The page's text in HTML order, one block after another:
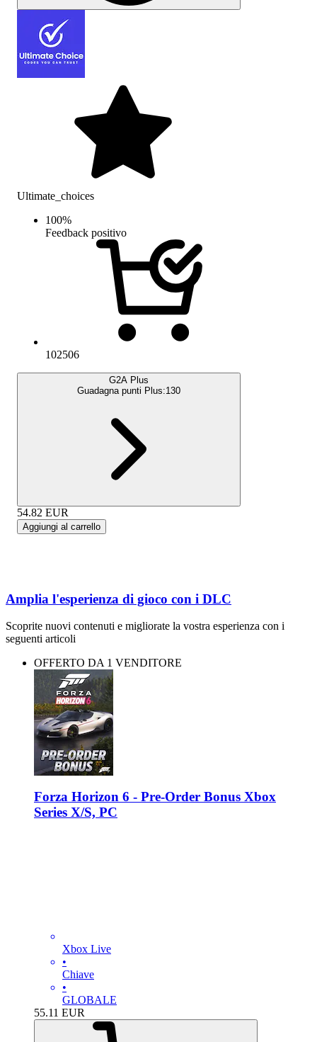
Ultimate_choices
100%
Feedback positivo
102506
G2A Plus
Guadagna punti Plus:130
54.82 EUR
Aggiungi al carrello
Amplia l'esperienza di gioco con i DLC
Scoprite nuovi contenuti e migliorate la vostra esperienza con i
seguenti articoli
OFFERTO DA 1 VENDITORE
Forza Horizon 6 - Pre-Order Bonus Xbox
Series X/S, PC
Xbox Live
•
Chiave
•
GLOBALE
55.11 EUR